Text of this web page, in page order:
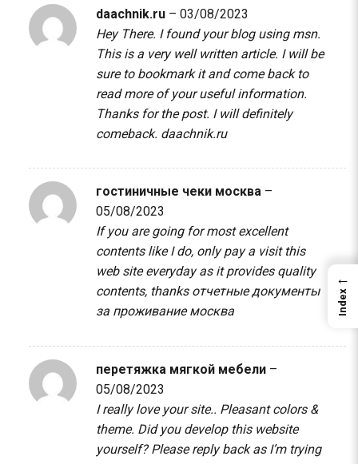
daachnik.ru – 03/08/2023
Hey There. I found your blog using msn.
This is a very well written article. I will be
sure to bookmark it and come back to
read more of your useful information.
Thanks for the post. I will definitely
comeback. daachnik.ru
гостиничные чеки москва –
05/08/2023
If you are going for most excellent
contents like I do, only pay a visit this
web site everyday as it provides quality
contents, thanks отчетные документы
за проживание москва
перетяжка мягкой мебели –
05/08/2023
I really love your site.. Pleasant colors &
theme. Did you develop this website
yourself? Please reply back as I’m trying
←
Index